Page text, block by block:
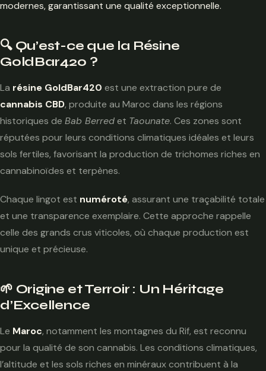
🛍️ Avis Clients
🔗 Conclusion
modernes, garantissant une qualité exceptionnelle.
🔍 Qu’est-ce que la Résine
GoldBar420 ?
La résine GoldBar420 est une extraction pure de
cannabis CBD, produite au Maroc dans les régions
historiques de Bab Berredet Taounate. Ces zones sont
réputées pour leurs conditions climatiques idéales et leurs
sols fertiles, favorisant la production de trichomes riches en
cannabinoïdes et terpènes.
Chaque lingot est numéroté, assurant une traçabilité totale
et une transparence exemplaire. Cette approche rappelle
celle des grands crus viticoles, où chaque production est
unique et précieuse.
🌱 Origine et Terroir : Un Héritage
d’Excellence
Le Maroc, notamment les montagnes du Rif, est reconnu
pour la qualité de son cannabis. Les conditions climatiques,
l’altitude et les sols riches en minéraux contribuent à la